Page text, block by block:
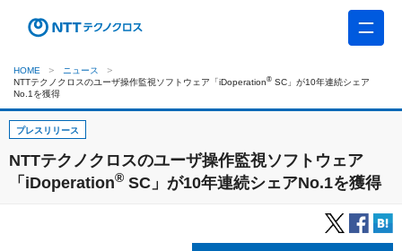
HOME
ニュース
NTTテクノクロスのユーザ操作監視ソフトウェア「iDoperation® SC」が10年連続シェア
No.1を獲得
プレスリリース
NTTテクノクロスのユーザ操作監視ソフトウェア
「iDoperation® SC」が10年連続シェアNo.1を獲得